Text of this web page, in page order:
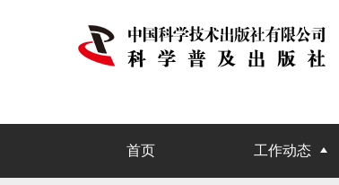
首页 工作动态